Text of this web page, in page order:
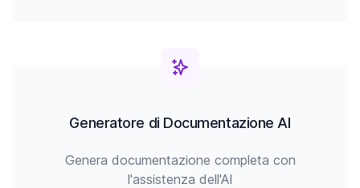
Generatore di Documentazione AI
Genera documentazione completa con
l'assistenza dell'AI